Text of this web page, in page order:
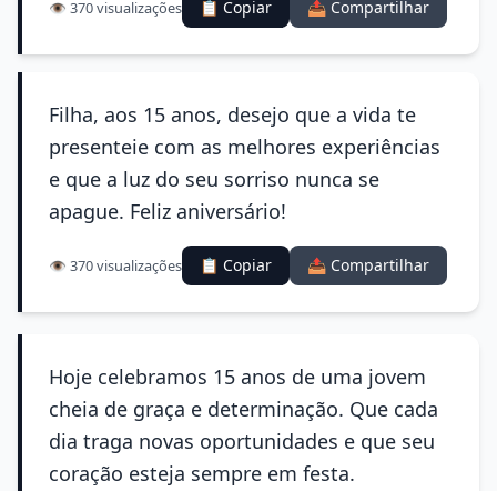
👁️ 370 visualizações 📋 Copiar 📤 Compartilhar
Filha, aos 15 anos, desejo que a vida te
presenteie com as melhores experiências
e que a luz do seu sorriso nunca se
apague. Feliz aniversário!
👁️ 370 visualizações 📋 Copiar 📤 Compartilhar
Hoje celebramos 15 anos de uma jovem
cheia de graça e determinação. Que cada
dia traga novas oportunidades e que seu
coração esteja sempre em festa.